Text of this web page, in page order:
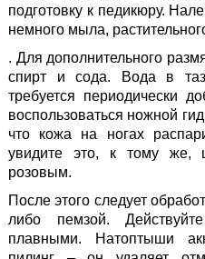
подготовку к педикюру.
немного мыла,
. Для дополнительного
спирт и сода. Вода в
требуется периодически
воспользоваться ножной
что кожа на ногах
увидите это, к тому же,
розовым.
После этого следует
либо пемзой.
плавными. Натоптыши